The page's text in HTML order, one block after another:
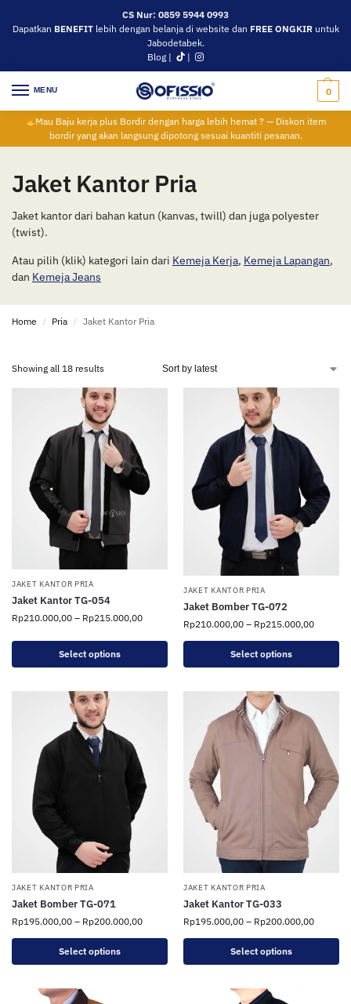
CS Nur: 0859 5944 0993
Dapatkan BENEFITlebih dengan belanja di website dan FREE ONGKIRuntuk
Jabodetabek.
Blog | |
MENU 0
Mau Baju kerja plus Bordir dengan harga lebih hemat ? — Diskon item
bordir yang akan langsung dipotong sesuai kuantiti pesanan.
Jaket Kantor Pria
Jaket kantor dari bahan katun (kanvas, twill) dan juga polyester
(twist).
Atau pilih (klik) kategori lain dari Kemeja Kerja, Kemeja Lapangan,
dan Kemeja Jeans
Home / Pria / Jaket Kantor Pria
Showing all 18 results
JAKET KANTOR PRIA
Jaket Kantor TG-054
Rp210.000,00 – Rp215.000,00
Select options
JAKET KANTOR PRIA
Jaket Bomber TG-072
Rp210.000,00 – Rp215.000,00
Select options
JAKET KANTOR PRIA
Jaket Bomber TG-071
Rp195.000,00 – Rp200.000,00
Select options
JAKET KANTOR PRIA
Jaket Kantor TG-033
Rp195.000,00 – Rp200.000,00
Select options